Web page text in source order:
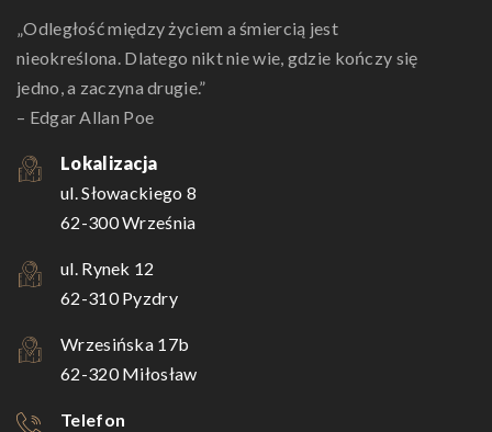
„Odległość między życiem a śmiercią jest
nieokreślona. Dlatego nikt nie wie, gdzie kończy się
jedno, a zaczyna drugie.”
– Edgar Allan Poe
Lokalizacja
ul. Słowackiego 8
62-300 Września
ul. Rynek 12
62-310 Pyzdry
Wrzesińska 17b
62-320 Miłosław
Telefon